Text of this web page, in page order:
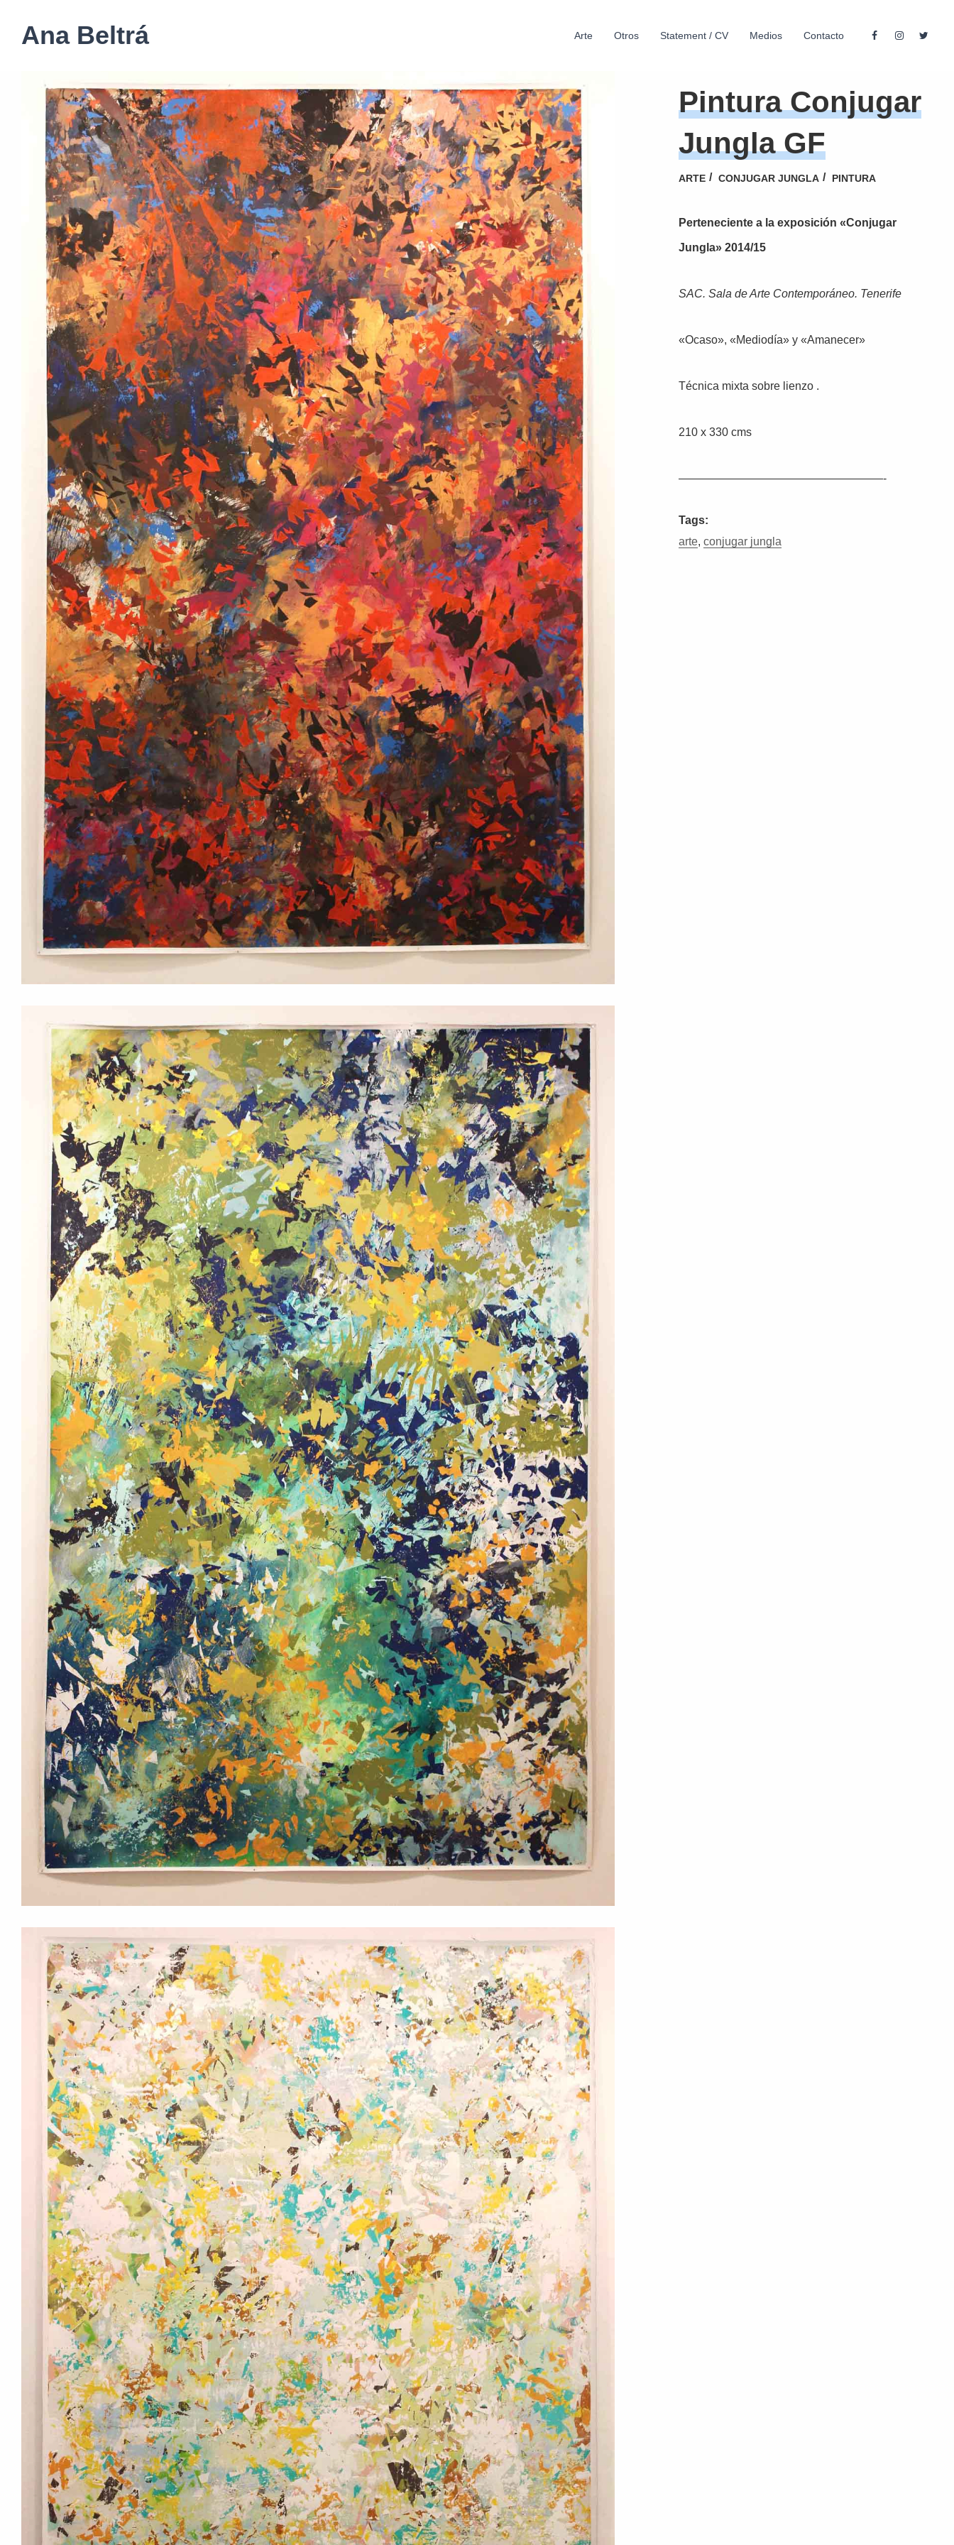
Ana Beltrá Arte Otros Statement / CV Medios Contacto
Pintura Conjugar
Jungla GF
ARTE CONJUGAR JUNGLA PINTURA
Perteneciente a la exposición «Conjugar
Jungla» 2014/15
SAC. Sala de Arte Contemporáneo. Tenerife
«Ocaso», «Mediodía» y «Amanecer»
Técnica mixta sobre lienzo .
210 x 330 cms
——————————————————-
Tags:
arte, conjugar jungla